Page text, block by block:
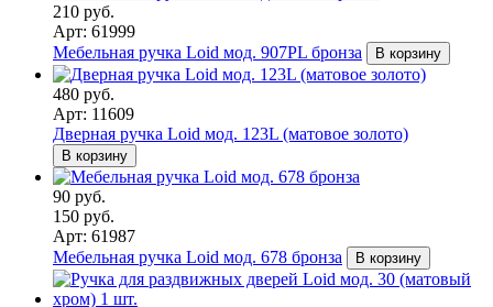
210 руб.
Арт: 61999
Мебельная ручка Loid мод. 907PL бронза
В корзину
480 руб.
Арт: 11609
Дверная ручка Loid мод. 123L (матовое золото)
В корзину
90 руб.
150 руб.
Арт: 61987
Мебельная ручка Loid мод. 678 бронза
В корзину